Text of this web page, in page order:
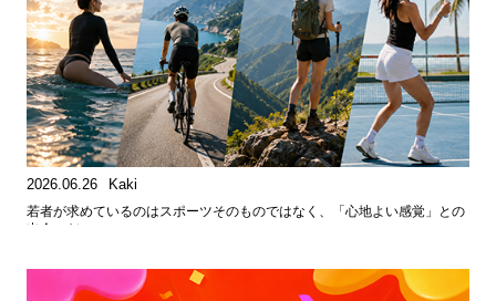
2026.06.26 Kaki
若者が求めているのはスポーツそのものではなく、「心地よい感覚」との
出会いだ